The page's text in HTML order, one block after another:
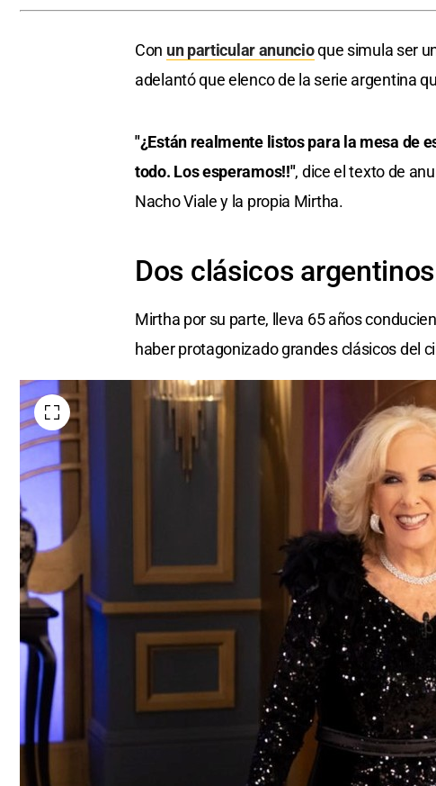
Con un particular anuncioque simula ser
adelantó que elenco de la serie argentina
"¿Están realmente listos para la mesa de
todo. Los esperamos!!", dice el texto de
Nacho Viale y la propia Mirtha.
Dos clásicos argentinos
Mirtha por su parte, lleva 65 años
haber protagonizado grandes clásicos del